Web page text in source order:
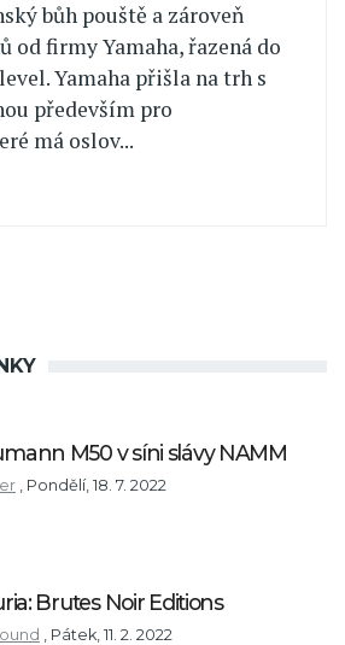
bůh pouště a zároveň
od firmy Yamaha, řazená do
Yamaha přišla na trh s
především pro
má oslov...
M50 v síni slávy NAMM
, Pondělí, 18. 7. 2022
Brutes Noir Editions
, Pátek, 11. 2. 2022